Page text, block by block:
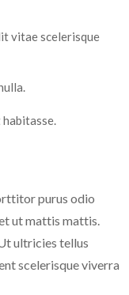
vitae scelerisque
purus odio
ut mattis mattis.
ultricies tellus
scelerisque viverra